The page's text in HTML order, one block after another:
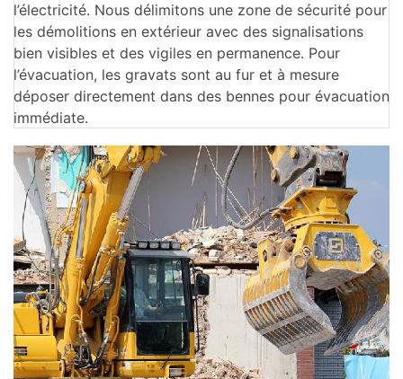
l’électricité. Nous délimitons une zone de sécurité pour
les démolitions en extérieur avec des signalisations
bien visibles et des vigiles en permanence. Pour
l’évacuation, les gravats sont au fur et à mesure
déposer directement dans des bennes pour évacuation
immédiate.